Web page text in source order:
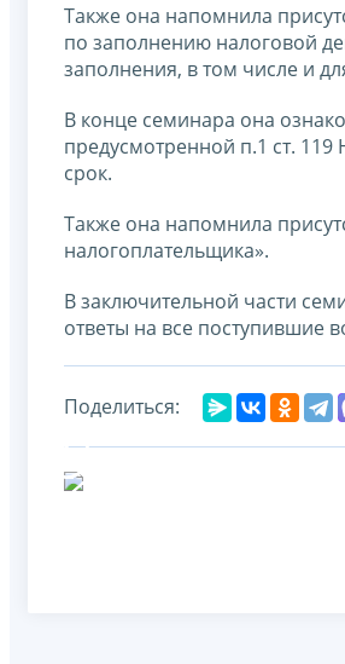
Также она напомнила
по заполнению налоговой
заполнения, в том числе и
В конце семинара она
предусмотренной п.1 ст.
срок.
Также она напомнила
налогоплательщика».
В заключительной части
ответы на все поступившие
Поделиться: